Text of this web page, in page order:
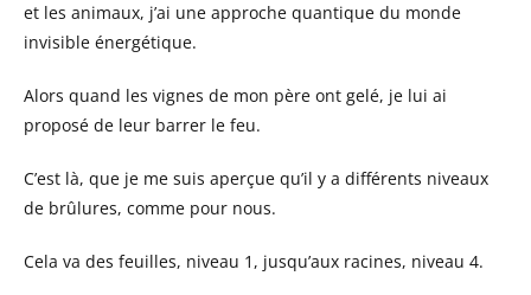
et les animaux, j’ai une approche quantique du monde
invisible énergétique.
Alors quand les vignes de mon père ont gelé, je lui ai
proposé de leur barrer le feu.
C’est là, que je me suis aperçue qu’il y a différents niveaux
de brûlures, comme pour nous.
Cela va des feuilles, niveau 1, jusqu’aux racines, niveau 4.